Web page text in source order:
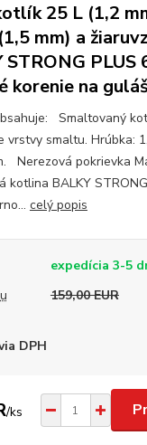
25 L (1,2
mm) a
PLUS
korenie na
Smaltovaný
vrstvy smaltu. Hrúbka:
Nerezová pokrievka
kotlina BALKY
celý popis
expedícia 3-5
159,00 EUR
DPH
/ks